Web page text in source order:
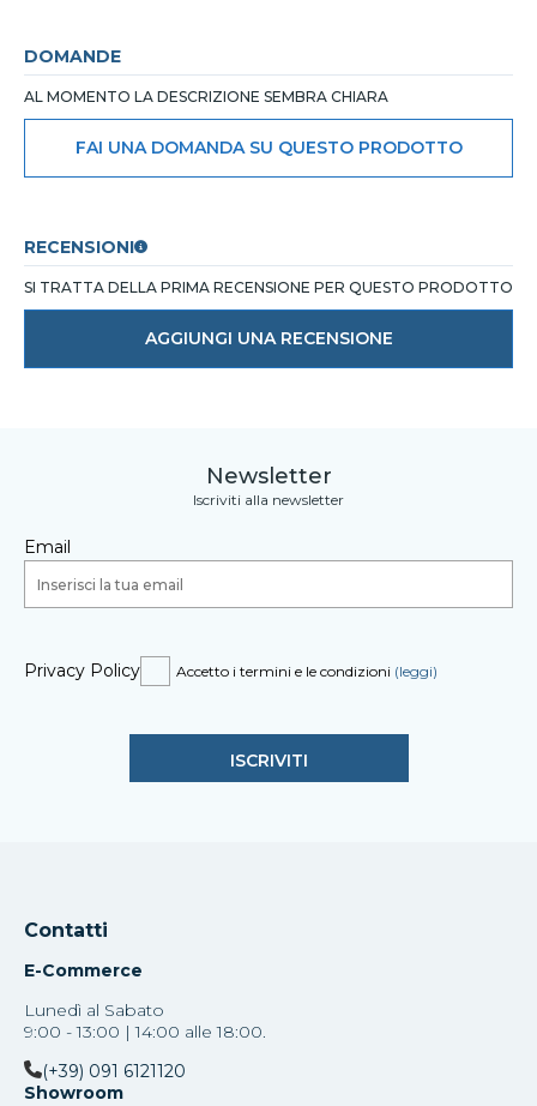
DOMANDE
AL MOMENTO LA DESCRIZIONE SEMBRA CHIARA
FAI UNA DOMANDA SU QUESTO PRODOTTO
RECENSIONI
SI TRATTA DELLA PRIMA RECENSIONE PER QUESTO PRODOTTO
AGGIUNGI UNA RECENSIONE
Newsletter
Iscriviti alla newsletter
Email
Privacy Policy Accetto i termini e le condizioni (leggi)
Contatti
E-Commerce
Lunedì al Sabato
9:00 - 13:00 | 14:00 alle 18:00.
(+39) 091 6121120
Showroom